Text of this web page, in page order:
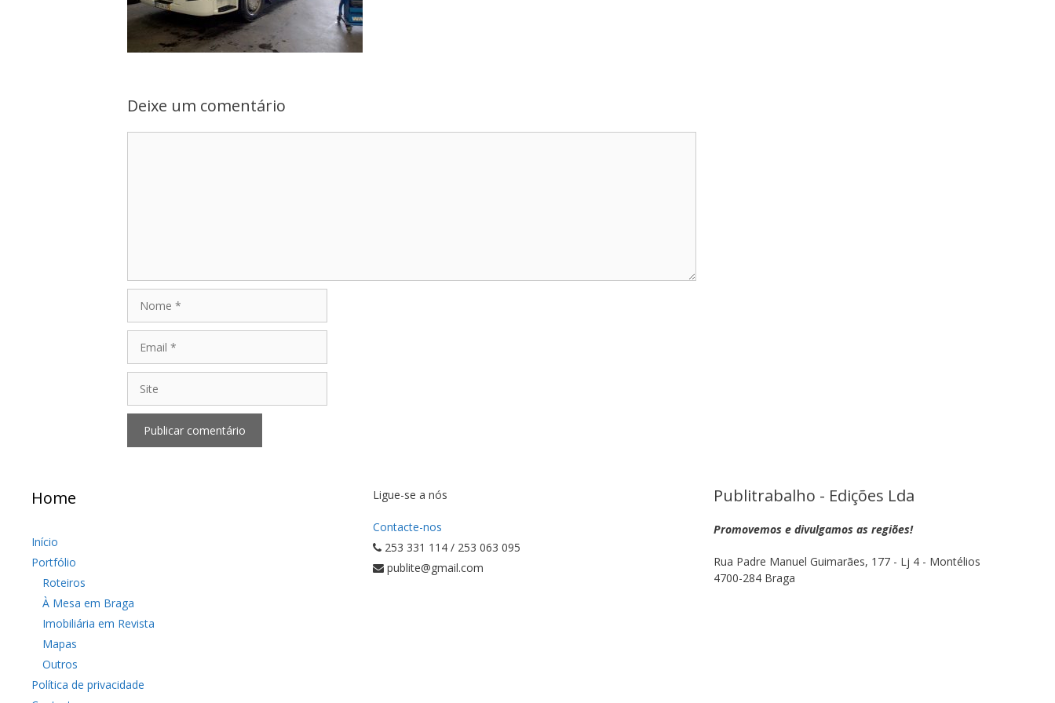
Deixe um comentário
Home
Início
Portfólio
Roteiros
À Mesa em Braga
Imobiliária em Revista
Mapas
Outros
Política de privacidade
Ligue-se a nós
Contacte-nos
253 331 114 / 253 063 095
publite@gmail.com
Publitrabalho - Edições Lda
Promovemos e divulgamos as regiões!
Rua Padre Manuel Guimarães, 177 - Lj 4 - Montélios
4700-284 Braga